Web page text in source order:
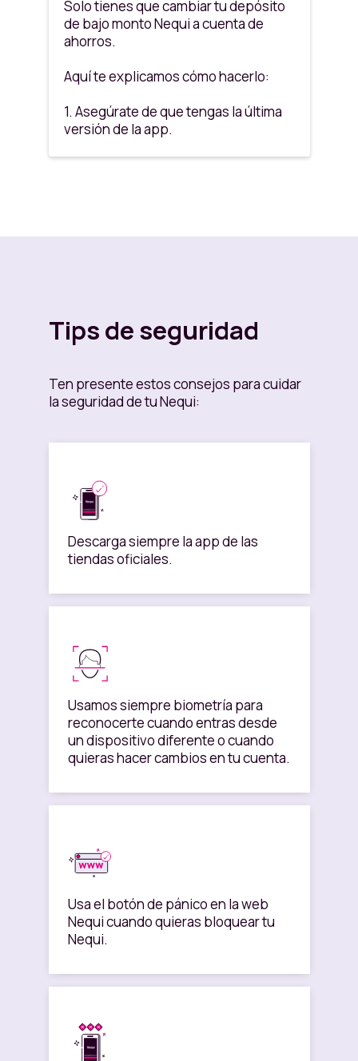
Solo tienes que cambiar tu depósito
de bajo monto Nequi a cuenta de
ahorros.
Aquí te explicamos cómo hacerlo:
1. Asegúrate de que tengas la última
versión de la app.
2. Luego dale clic a"Tu plata".Lo
3.Ve a"Tus topes"que está en la
5. Sigue todos los pasos y escribe tu
6. Descontaremos $15.000 de tu
Disponible,una única vez,
después de 5 minutos, la vuelves a
abrir ¡y listo!
8. Te enviaremos un correo
confirmándote que ahora tu Nequi es
una cuenta de ahorros. Porque si
#ATuRitmo con Nequi.
Tips de seguridad
Ten presente estos consejos para cuidar
la seguridad de tu Nequi:
Descarga siempre la app de las
tiendas oficiales.
Usamos siempre biometría para
reconocerte cuando entras desde
un dispositivo diferente o cuando
quieras hacer cambios en tu cuenta.
Usa el botón de pánico en la web
Nequi cuando quieras bloquear tu
Nequi.